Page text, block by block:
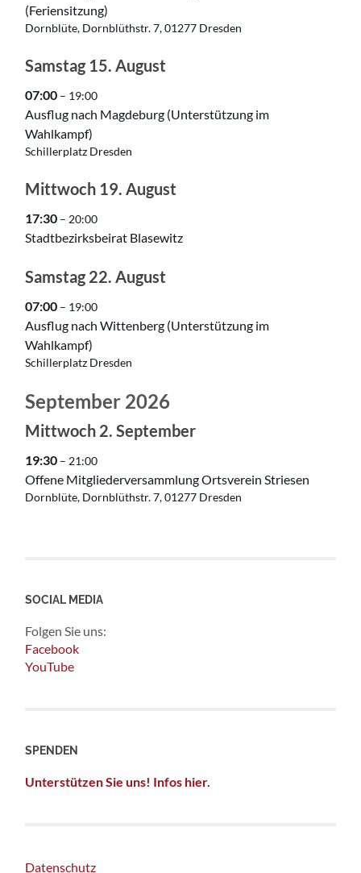
(Feriensitzung)
Dornblüte, Dornblüthstr. 7, 01277 Dresden
Samstag 15. August
07:00 – 19:00
Ausflug nach Magdeburg (Unterstützung im
Wahlkampf)
Schillerplatz Dresden
Mittwoch 19. August
17:30 – 20:00
Stadtbezirksbeirat Blasewitz
Samstag22. August
07:00 – 19:00
Ausflug nach Wittenberg (Unterstützung im
Wahlkampf)
Schillerplatz Dresden
September 2026
Mittwoch 2. September
19:30 – 21:00
Offene Mitgliederversammlung Ortsverein Striesen
Dornblüte, Dornblüthstr. 7, 01277 Dresden
SOCIAL MEDIA
Folgen Sie uns:
Facebook
YouTube
SPENDEN
Unterstützen Sie uns! Infos hier.
Datenschutz